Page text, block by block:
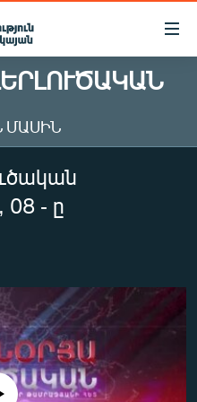
ՄԱՍԻՆ
- ը
available